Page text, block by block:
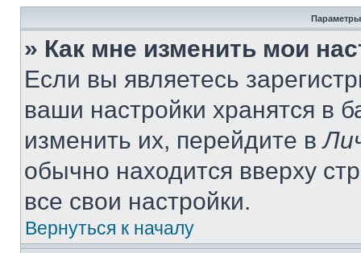
Параметры
» Как мне изменить мои
Если вы являетесь
ваши настройки хранятся в
изменить их, перейдите в
обычно находится вверху
все свои настройки.
Вернуться к началу